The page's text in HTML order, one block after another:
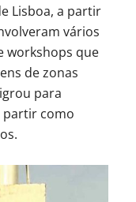
Lisboa, a partir
vários
workshops que
de zonas
para
partir como